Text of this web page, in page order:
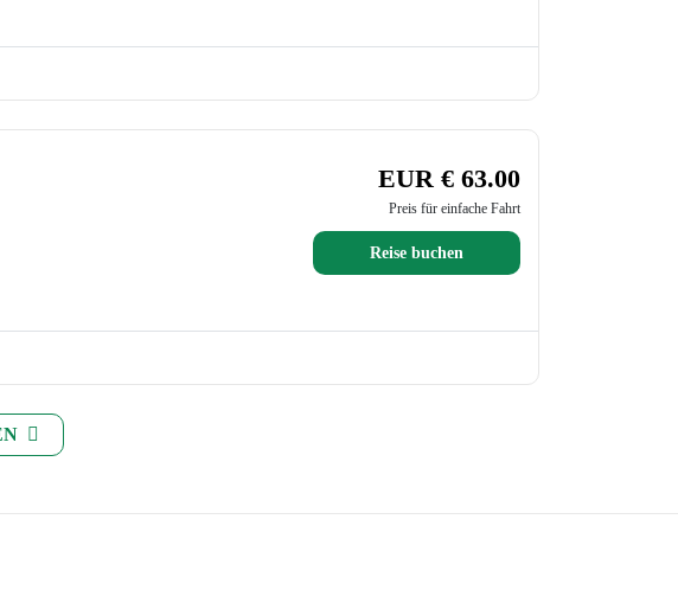
EUR € 63.00
Preis für einfache Fahrt
Reise buchen